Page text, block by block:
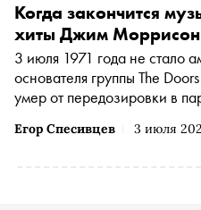
Егор Спесивцев 3 июля
Когда закончится
хиты Джим Моррисон
3 июля 1971 года не стало
основателя группы The
умер от передозировки в
«Сноба»